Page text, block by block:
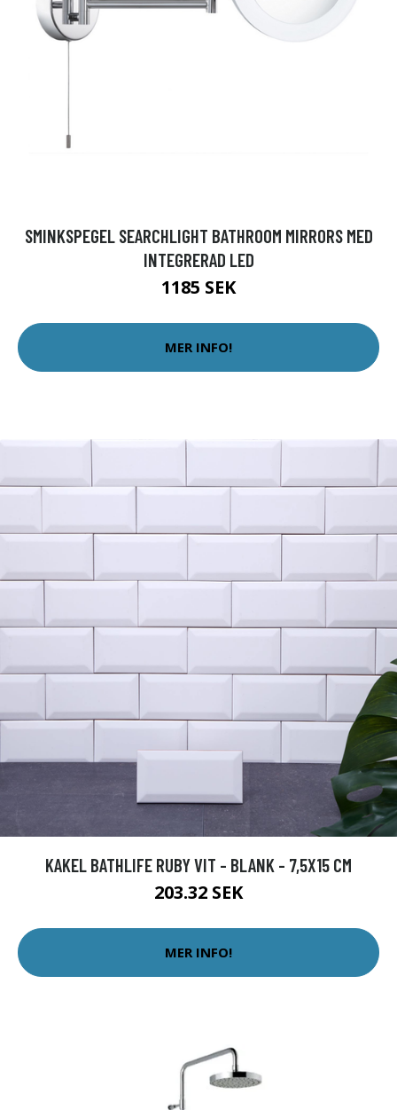
SMINKSPEGEL SEARCHLIGHT BATHROOM MIRRORS MED
INTEGRERAD LED
1185 SEK
MER INFO!
KAKEL BATHLIFE RUBY VIT - BLANK - 7,5X15 CM
203.32 SEK
MER INFO!